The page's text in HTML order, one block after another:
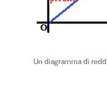
Un diagramma di